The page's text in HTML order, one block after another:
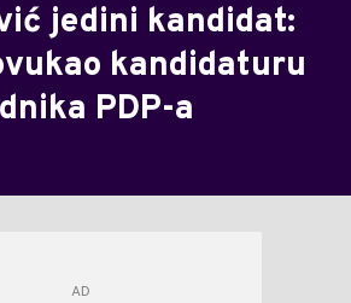
jedini kandidat:
kandidaturu
PDP-a